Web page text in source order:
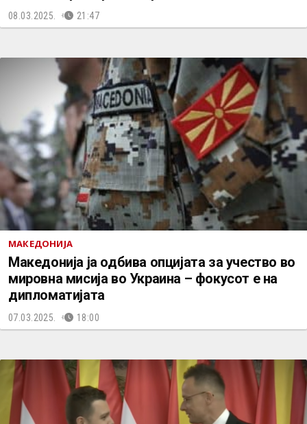
08.03.2025. 21:47
МАКЕДОНИЈА
Македонија ја одбива опцијата за учество во
мировна мисија во Украина – фокусот е на
дипломатијата
07.03.2025. 18:00